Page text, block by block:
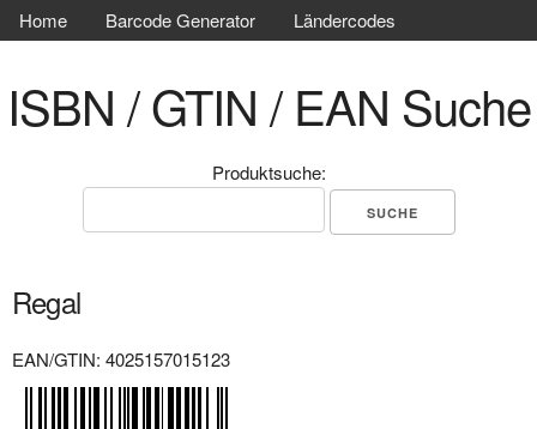
Home Barcode Generator Ländercodes
ISBN / GTIN / EAN Suche
Produktsuche:
Regal
EAN/GTIN: 4025157015123